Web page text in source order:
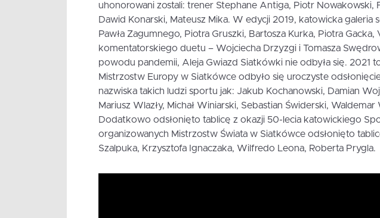
uhonorowani zostali: trener Stephane Antiga, Piotr Nowakowski,
Dawid Konarski, Mateusz Mika. W edycji 2019, katowicka galeria
Pawła Zagumnego, Piotra Gruszki, Bartosza Kurka, Piotra Gacka,
komentatorskiego duetu – Wojciecha Drzyzgi i Tomasza
powodu pandemii, Aleja Gwiazd Siatkówki nie odbyła się. 2021
Mistrzostw Europy w Siatkówce odbyło się uroczyste
nazwiska takich ludzi sportu jak: Jakub Kochanowski, Damian
Mariusz Wlazły, Michał Winiarski, Sebastian Świderski,
Dodatkowo odsłonięto tablicę z okazji 50-lecia katowickiego
organizowanych Mistrzostw Świata w Siatkówce odsłonięto
Szalpuka, Krzysztofa Ignaczaka, Wilfredo Leona, Roberta Prygla.